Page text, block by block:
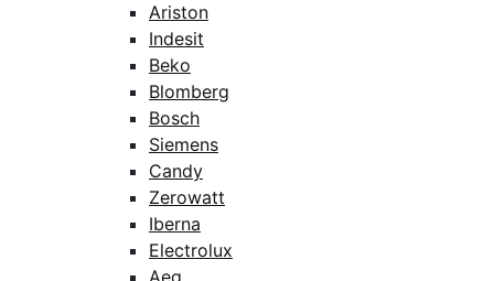
Ariston
Indesit
Beko
Blomberg
Bosch
Siemens
Candy
Zerowatt
Iberna
Electrolux
Aeg